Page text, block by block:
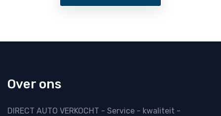
Over ons
DIRECT AUTO VERKOCHT - Service - kwaliteit -